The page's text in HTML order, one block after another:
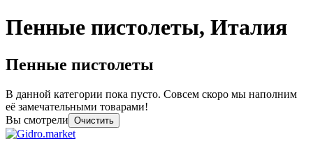
Пенные пистолеты, Италия
Пенные пистолеты
В данной категории пока пусто. Совсем скоро мы наполним
её замечательными товарами!
Вы смотрели Очистить